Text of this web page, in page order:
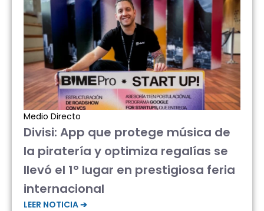
Medio Directo
Divisi: App que protege música de
la piratería y optimiza regalías se
llevó el 1° lugar en prestigiosa feria
internacional
LEER NOTICIA ➔